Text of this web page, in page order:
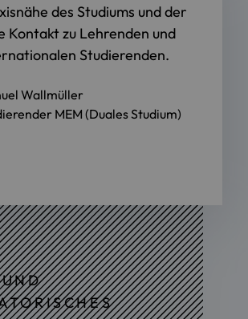
des Studiums und der
Kontakt zu Lehrenden und
Studierenden.
Wallmüller
MEM (Duales Studium)